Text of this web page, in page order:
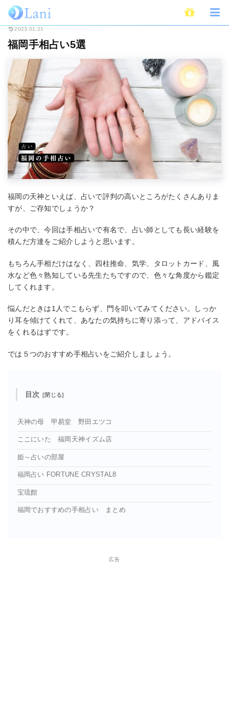
ホーム 占い
2023.01.21
福岡手相占い5選
福岡の天神といえば、占いで評判の高いところがたくさんありま
すが、ご存知でしょうか？
その中で、今回は手相占いで有名で、占い師としても長い経験を
積んだ方達をご紹介しようと思います。
もちろん手相だけはなく、四柱推命、気学、タロットカード、風
水など色々熟知している先生たちですので、色々な角度から鑑定
してくれます。
悩んだときは1人でこもらず、門を叩いてみてください。しっか
り耳を傾けてくれて、あなたの気持ちに寄り添って、アドバイス
をくれるはずです。
では５つのおすすめ手相占いをご紹介しましょう。
目次
天神の母 甲易堂 野田エツコ
ここにいた 福岡天神イズム店
姫～占いの部屋
福岡占い FORTUNE CRYSTAL8
宝琉館
福岡でおすすめの手相占い まとめ
広告